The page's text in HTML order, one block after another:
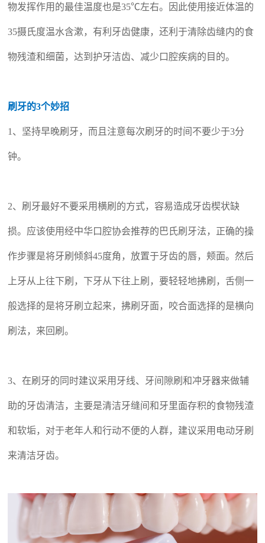
物发挥作用的最佳温度也是35℃左右。 因此使用接近体温的
35摄氏度温水含漱，有利牙齿健康，还利于清除齿缝内的食
物残渣和细菌，达到护牙洁齿、减少口腔疾病的目的。
刷牙的3个妙招
1、坚持早晚刷牙，而且注意每次刷牙的时间不要少于3分
钟。
2、刷牙最好不要采用横刷的方式，容易造成牙齿楔状缺
损。应该使用经中华口腔协会推荐的巴氏刷牙法， 正确的操
作步骤是将牙刷倾斜45度角，放置于牙齿的唇，颊面。然后
上牙从上往下刷，下牙从下往上刷，要轻轻地拂刷，舌侧一
般选择的是将牙刷立起来，拂刷牙面，咬合面选择的是横向
刷法，来回刷。
3、在刷牙的同时建议采用牙线、牙间隙刷和冲牙器来做辅
助的牙齿清洁，主要是清洁牙缝间和牙里面存积的食物残渣
和软垢，对于老年人和行动不便的人群，建议采用电动牙刷
来清洁牙齿。